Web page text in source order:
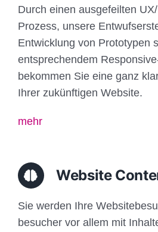
Durch einen ausgefeilten
Prozess, unsere
Entwicklung von Prototypen
entsprechendem
bekommen Sie eine ganz
Ihrer zukünftigen Website.
mehr
Website
Sie werden Ihre
besucher vor allem mit